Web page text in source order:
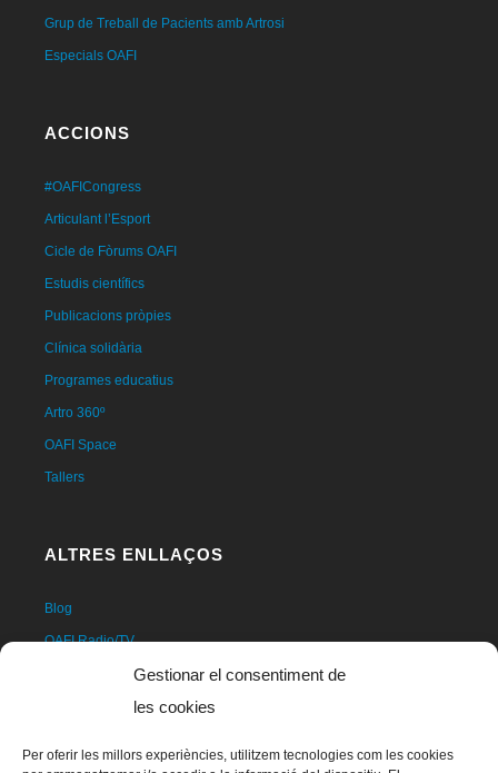
Gestionar el consentiment de
les cookies
Per oferir les millors experiències, utilitzem tecnologies com les cookies
Grup de Treball de Pacients amb Artrosi
Especials OAFI
ACCIONS
#OAFICongress
Articulant l’Esport
Cicle de Fòrums OAFI
Estudis científics
Publicacions pròpies
Clínica solidària
Programes educatius
Artro 360º
OAFI Space
Tallers
ALTRES ENLLAÇOS
Blog
OAFI Radio/TV
Fer-se voluntari@
Contacte